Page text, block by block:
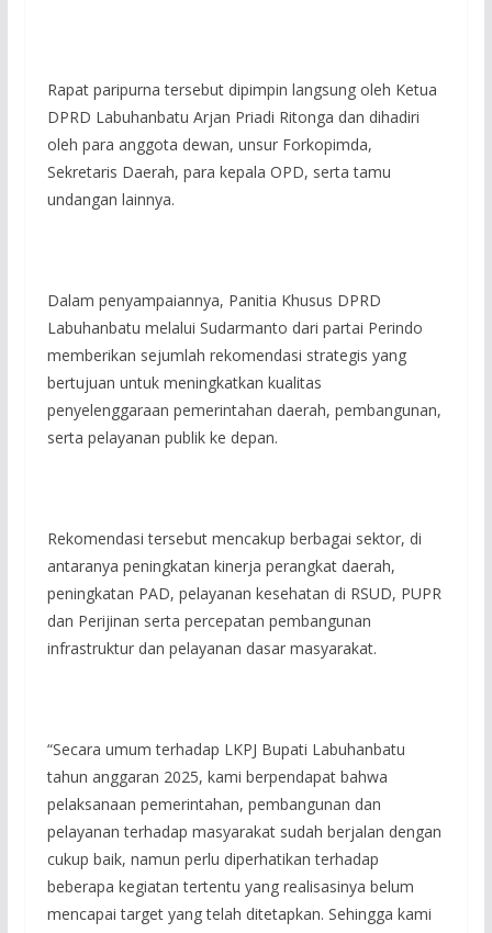
Rapat paripurna tersebut dipimpin langsung oleh Ketua
DPRD Labuhanbatu Arjan Priadi Ritonga dan dihadiri
oleh para anggota dewan, unsur Forkopimda,
Sekretaris Daerah, para kepala OPD, serta tamu
undangan lainnya.
Dalam penyampaiannya, Panitia Khusus DPRD
Labuhanbatu melalui Sudarmanto dari partai Perindo
memberikan sejumlah rekomendasi strategis yang
bertujuan untuk meningkatkan kualitas
penyelenggaraan pemerintahan daerah, pembangunan,
serta pelayanan publik ke depan.
Rekomendasi tersebut mencakup berbagai sektor, di
antaranya peningkatan kinerja perangkat daerah,
peningkatan PAD, pelayanan kesehatan di RSUD, PUPR
dan Perijinan serta percepatan pembangunan
infrastruktur dan pelayanan dasar masyarakat.
“Secara umum terhadap LKPJ Bupati Labuhanbatu
tahun anggaran 2025, kami berpendapat bahwa
pelaksanaan pemerintahan, pembangunan dan
pelayanan terhadap masyarakat sudah berjalan dengan
cukup baik, namun perlu diperhatikan terhadap
beberapa kegiatan tertentu yang realisasinya belum
mencapai target yang telah ditetapkan. Sehingga kami